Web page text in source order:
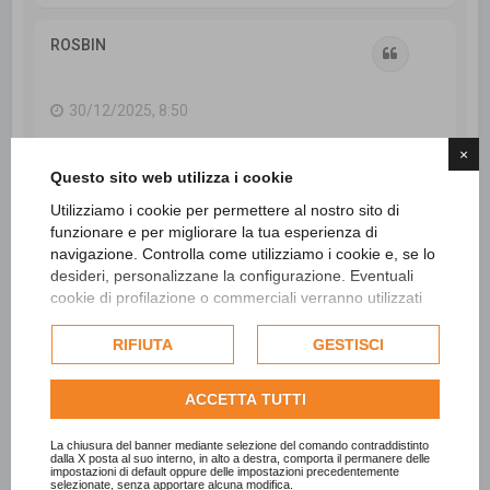
×
Questo sito web utilizza i cookie
Utilizziamo i cookie per permettere al nostro sito di
funzionare e per migliorare la tua esperienza di
navigazione. Controlla come utilizziamo i cookie e, se lo
desideri, personalizzane la configurazione. Eventuali
cookie di profilazione o commerciali verranno utilizzati
dell'utente e, se consentito, potrebbero essere utilizzati
per personalizzare gli annunci pubblicitari. Per ulteriori
informazioni su come Google utilizza i dati raccolti,
politica sulla privacy di Google
Consulta l'informativa cookie completa.
RIFIUTA GESTISCI
ACCETTA TUTTI
La chiusura del banner mediante selezione del comando contraddistinto
dalla X posta al suo interno, in alto a destra, comporta il permanere delle
impostazioni di default oppure delle impostazioni precedentemente
selezionate, senza apportare alcuna modifica.
ROSBIN
30/12/2025, 8:50
ROSBIN ha scritto:
Un fabbricato C2 con, a catasto, "Annotazione
di ruralità accertata", paga pertanto e
comunque 1 per mille?
La proprietaria l'ha dato in comodato d'uso
gratuito, NON registrato, al marito (coltivatore
Credo sia stato fatto quando si è richiesta la
Vorrei però essere certa che effettivamente
sia corretto che il comodato non vada